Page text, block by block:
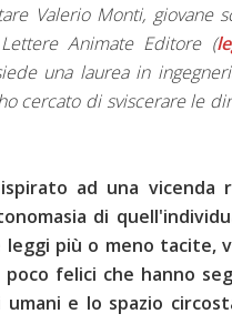
Valerio Monti, giovane
Animate Editore (
una laurea in
cercato di sviscerare le
ad una
di
più o meno tacite,
felici che hanno
e lo spazio